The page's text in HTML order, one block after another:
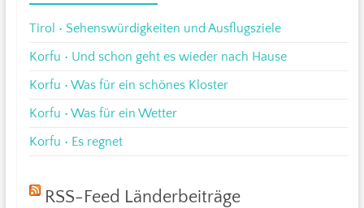
Tirol • Sehenswürdigkeiten und Ausflugsziele
Korfu • Und schon geht es wieder nach Hause
Korfu • Was für ein schönes Kloster
Korfu • Was für ein Wetter
Korfu • Es regnet
RSS-Feed Länderbeiträge